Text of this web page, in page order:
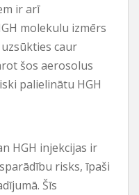
ir arī
molekulu izmērs
caur
šos aerosolus
palielinātu HGH
HGH injekcijas ir
risks, īpaši
Šīs